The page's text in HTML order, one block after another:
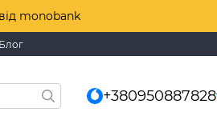
monobank
Блог
+380950887828